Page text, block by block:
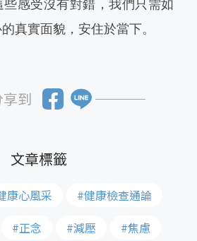
些感受沒有對錯，我們只需如
真實面貌，安住於當下。
享到
康心風采
#健康檢查通論
#正念 #減壓
#焦慮